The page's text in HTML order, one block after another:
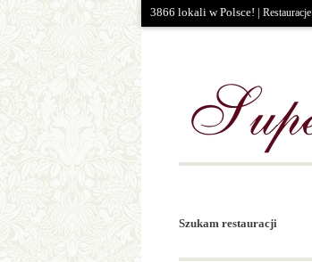
3866 lokali w Polsce! | Restauracje
Szukam restauracji